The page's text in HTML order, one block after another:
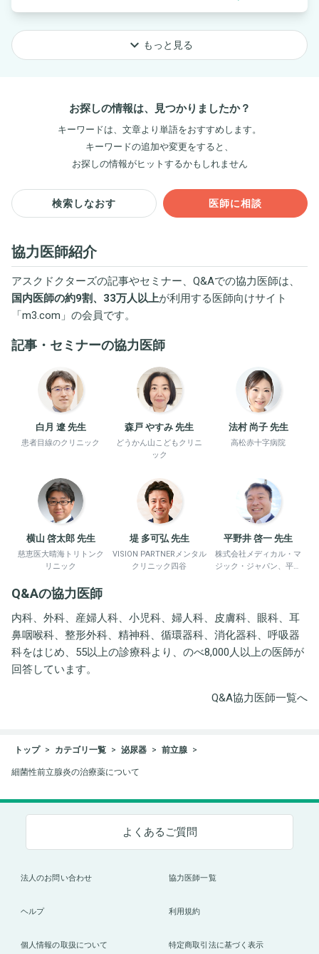
keyboard_arrow_down もっと見る
お探しの情報は、見つかりましたか？
キーワードは、文章より単語をおすすめします。
キーワードの追加や変更をすると、
お探しの情報がヒットするかもしれません
検索しなおす 医師に相談
協力医師紹介
アスクドクターズの記事やセミナー、Q&Aでの協力医師は、
国内医師の約9割、33万人以上が利用する医師向けサイト
「m3.com 」の会員です。
記事・セミナーの協力医師
白月 遼 先生
患者目線のクリニック
森戸 やすみ 先生
どうかん山こどもクリニ
ック
法村 尚子 先生
高松赤十字病院
横山 啓太郎 先生
慈恵医大晴海トリトンク
リニック
堤 多可弘 先生
VISION PARTNERメンタル
クリニック四谷
平野井 啓一 先生
株式会社メディカル・マ
ジック・ジャパン、平野
Q&Aの協力医師
内科、外科、産婦人科、小児科、婦人科、皮膚科、眼科、耳
鼻咽喉科、整形外科、精神科、循環器科、消化器科、呼吸器
科をはじめ、55以上の診療科より、のべ8,000人以上の医師が
回答しています。
Q&A協力医師一覧へ
トップ カテゴリ一覧 泌尿器 前立腺
細菌性前立腺炎の治療薬について
よくあるご質問
法人のお問い合わせ 協力医師一覧
ヘルプ 利用規約
個人情報の取扱について 特定商取引法に基づく表示